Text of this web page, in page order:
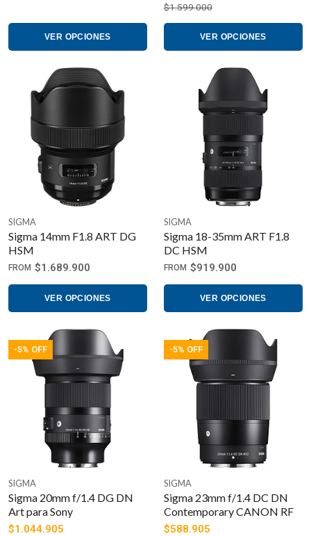
VER OPCIONES
$1.599.000
VER OPCIONES
SIGMA
Sigma 14mm F1.8 ART DG
HSM
FROM $1.689.900
VER OPCIONES
SIGMA
Sigma 18-35mm ART F1.8
DC HSM
FROM $919.900
VER OPCIONES
-5% OFF
SIGMA
Sigma 20mm f/1.4 DG DN
Art para Sony
$1.044.905
-5% OFF
SIGMA
Sigma 23mm f/1.4 DC DN
Contemporary CANON RF
$588.905